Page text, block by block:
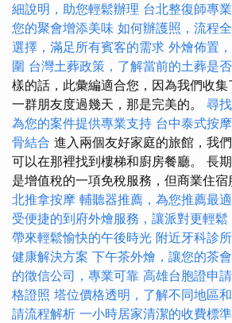
細說明，助您輕鬆辦理 台北整復師專業
您的聚會增添美味 如何辦護照，流程
選擇，滿足所有賓客的需求 外燴佈置
圍 台灣土葬政策，了解當前的土葬是
樣的話，此彙編適合您，因為我們收
一群朋友度過幾天，那是完美的。 尋
為您的案件提供專業支持 台中泰式按
骨結合 進入兩個友好家庭的旅館，我
可以在那裡找到樓梯和廚房餐廳。 長
是增值稅的一項免稅服務，但商業住宿
北推拿按摩 輔聽器推薦，為您推薦最
受便捷的到府外燴服務，讓派對更輕鬆
帶來輕鬆愉快的午後時光 附近牙科診
健康解決方案 下午茶外燴，讓您的茶
的徵信公司，專業可靠 高雄台胞證申
格證照 塔位價格透明，了解不同地區
請流程解析 一小時居家清潔的收費標準